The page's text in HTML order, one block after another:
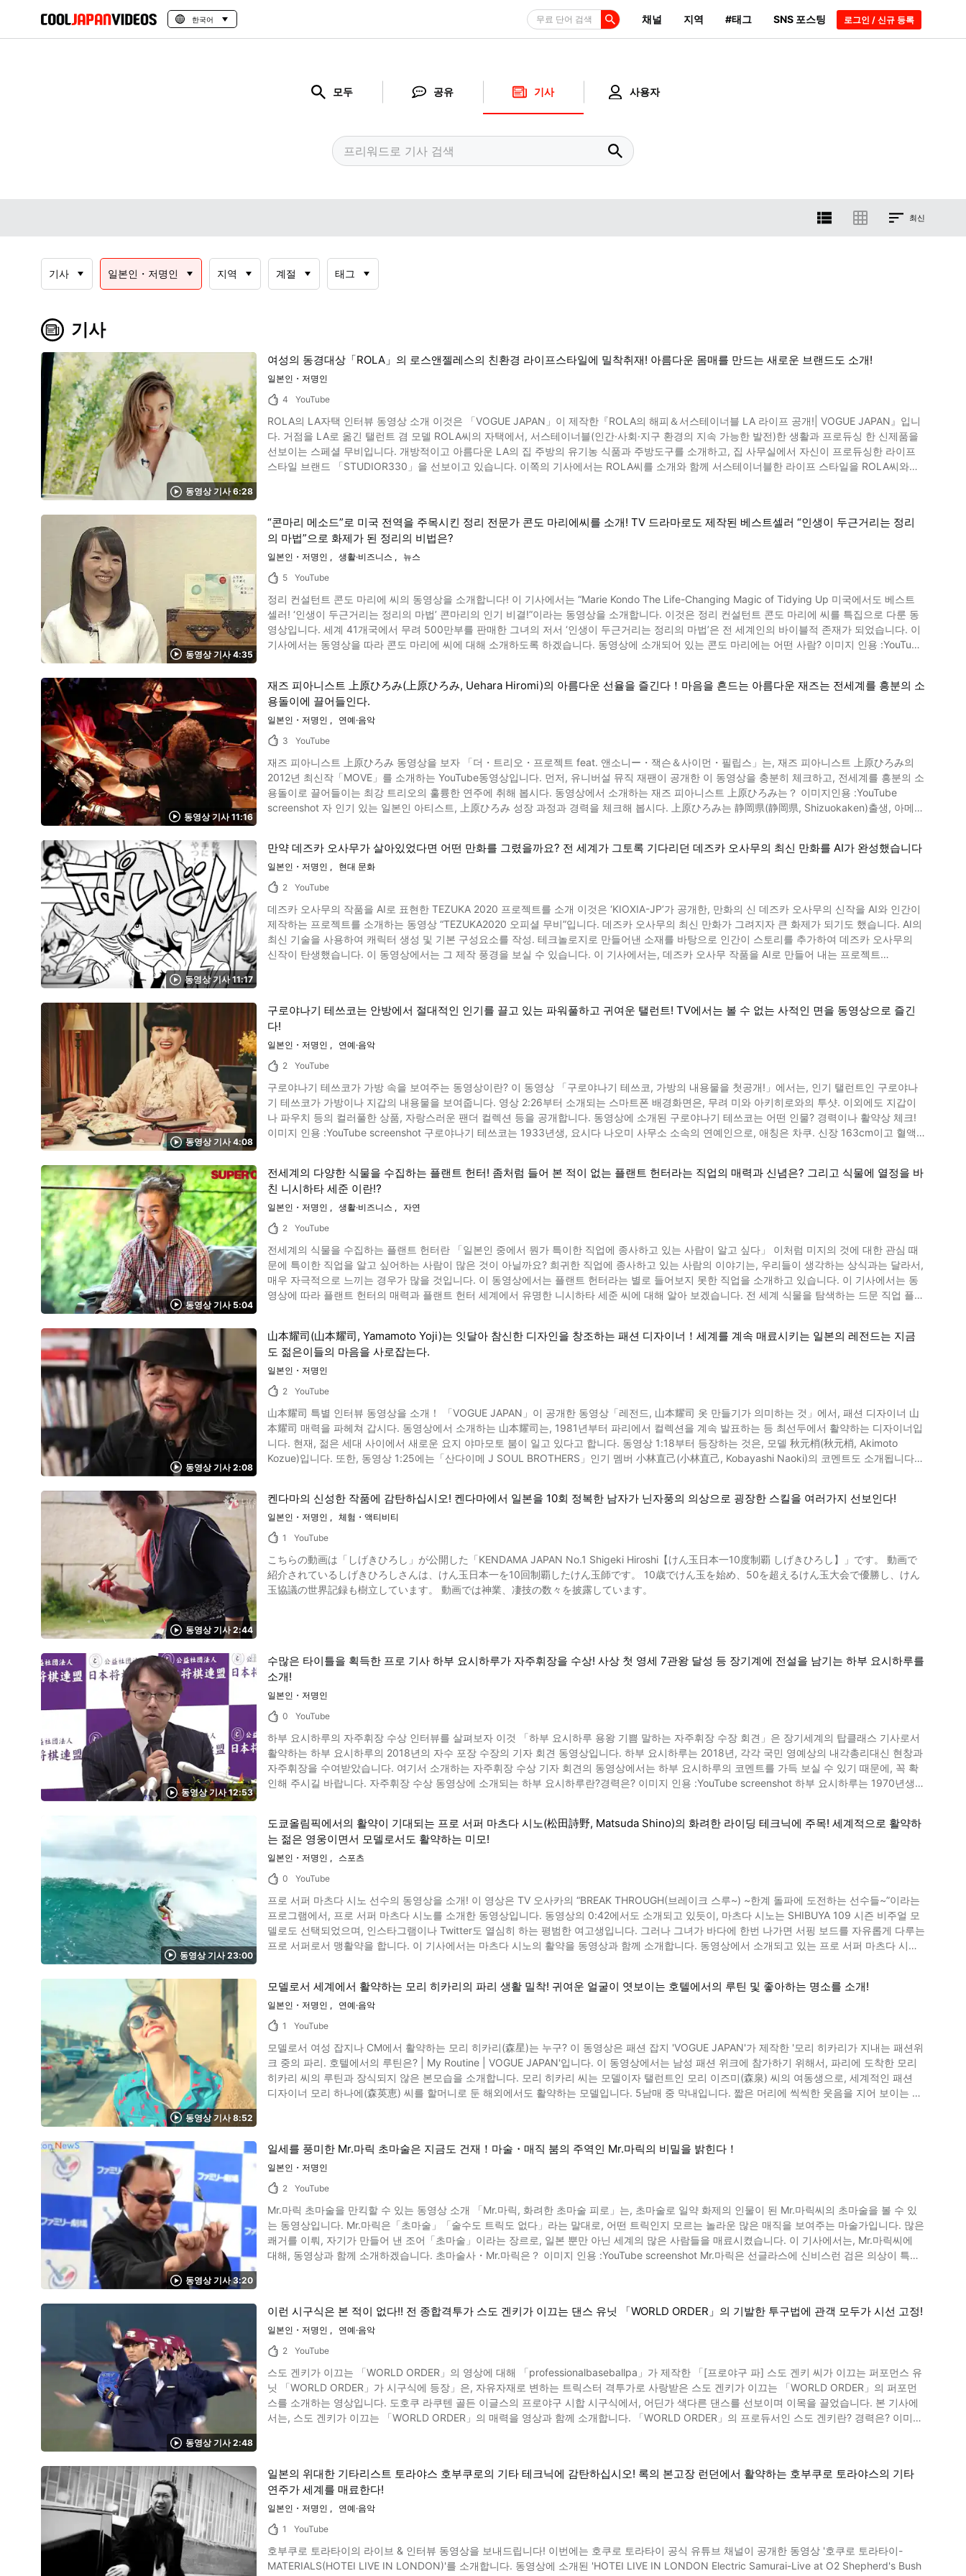
한국어 무료 단어 검색 채널 지역 #태그 SNS 포스팅 로그인 / 신규 등록
모두 공유 기사 사용자
최신
기사 일본인・저명인 지역 계절 태그
기사
동영상 기사 6:28
여성의 동경대상「ROLA」의 로스앤젤레스의 친환경 라이프스타일에 밀착취재! 아름다운 몸매를 만드는 새로운 브랜드도 소개!
일본인・저명인
4
YouTube
ROLA의 LA자택 인터뷰 동영상 소개 이것은 「VOGUE JAPAN」이 제작한『ROLA의 해피＆서스테이너블 LA 라이프 공개!| VOGUE JAPAN』입니
다. 거점을 LA로 옮긴 탤런트 겸 모델 ROLA씨의 자택에서, 서스테이너블(인간·사회·지구 환경의 지속 가능한 발전)한 생활과 프로듀싱 한 신제품을
선보이는 스페셜 무비입니다. 개방적이고 아름다운 LA의 집 주방의 유기농 식품과 주방도구를 소개하고, 집 사무실에서 자신이 프로듀싱한 라이프
스타일 브랜드 「STUDIOR330」을 선보이고 있습니다. 이쪽의 기사에서는 ROLA씨를 소개와 함께 서스테이너블한 라이프 스타일을 ROLA씨와의
제나 사회 문제에 대해, 적극적으로 트위터나 인스타그램에 발신하고 있습니다. 2013년 패션 브랜드 Vasilisa를 선보였고 2016년 LA로 거처를 옮겼
습니다. ROLA(로라)의 서스테이너블 라이프 스타일에 대해서 이미지 인용 :YouTube screenshot 동영상의 전반 0:24부터 ROLA씨가 LA의 자택에
서 실천하는 라이프 스타일을 소개합니다. 먼저 소개하는 것은, 자연 소재로 만들어진 스펀지 등의 주방 도구나 요리도구입니다. 랩도 최대한 사용하
지 않도록, 밀랍 등 천연소재로 반복 사용할 수 있는 제품을 사용해 환경 부담을 줄이도록 했다는 것입니다. 또한 유기농이나 비건 식재료를 적극적으
로 사용하여, 동영상의 3:09부터는 정원 가꾸기에서 채소를 가꾸는 데 푹 빠져 있다고 ROLA씨는 말합니다. ROLA 프로듀스의 라이프 스타일 브랜드
「STUDIO R330」란 이미지 인용 :YouTube screenshot 동영상 후반 3:45부터는 자택 오피스로 옮겨 2020년 6월 5일에 런칭한, 라이프 스타일 브
랜드 「STUDIOR330」을 실제로 착용하고 소개합니다. 2년 이상 걸려서 만들어진 워크아웃웨어는 83%가 재활용 소재로 만들어져 있습니다. 「운
동은 몸과 마음의 모두가 건강해지기 때문에, 워크아웃 웨어를 만들고 싶었다」라고 ROLA씨는 말합니다. ROLA 씨의 LA 생활과 'STUDIO R330' 소
개 정리 여기서 소개한 「ROLA의 해피&서스테이너블한 LA라이프 공개!| VOGUE JAPAN」는, ROLA씨의 귀여운 매력과 세련된 자택을 충분히 보
ROLA의 라이프 스타일 브랜드에 관심이 있으신 분은 동영상도 꼭 봐 주시길 바랍니다!
동영상 기사 4:35
“콘마리 메소드”로 미국 전역을 주목시킨 정리 전문가 콘도 마리에씨를 소개! TV 드라마로도 제작된 베스트셀러 “인생이 두근거리는 정리
의 마법”으로 화제가 된 정리의 비법은?
일본인・저명인 생활·비즈니스
뉴스
5
YouTube
정리 컨설턴트 콘도 마리에 씨의 동영상을 소개합니다! 이 기사에서는 “Marie Kondo The Life-Changing Magic of Tidying Up 미국에서도 베스트
셀러! ‘인생이 두근거리는 정리의 마법’ 콘마리의 인기 비결!”이라는 동영상을 소개합니다. 이것은 정리 컨설턴트 콘도 마리에 씨를 특집으로 다룬 동
영상입니다. 세계 41개국에서 무려 500만부를 판매한 그녀의 저서 ‘인생이 두근거리는 정리의 마법’은 전 세계인의 바이블적 존재가 되었습니다. 이
기사에서는 동영상을 따라 콘도 마리에 씨에 대해 소개하도록 하겠습니다. 동영상에 소개되어 있는 콘도 마리에는 어떤 사람? 이미지 인용 :YouTube
판매하는 온라인 숍도 운영하고 있습니다. 2019년에는 그림책 '키키와 잭스 사이 좋은 친구관계가 계속되는 정리의 마법'을 발매해 화제가 되었습니
다. 2015년에는 TV 프로그램 ‘열정 대륙’에서도 특집이 편성되어 화제가 되었습니다. 넷플릭스의 미국인 가족 집을 방문해 정리를 돕는 오리지널 프
로그램 ‘Kon Mari~인생이 두근거리는 정리의 마법’도 큰 인기를 얻고 있습니다. 콘도 마리에 씨의 ‘인생이 두근거리는 정리의 마법’은 대단해요! 이미
지 인용 :YouTube screenshot 콘도 마리에 씨에 의해서 2010년에 출판된 ‘인생이 두근거리는 정리의 마법’은 일본에서 밀리언 셀러가 되어, 드라마
화되기도 했습니다. 또한 영어판도 아마존 베스트셀러·종합 차트의 톱을 독점, 뉴욕 타임즈의 하우투(How-To) 도서 차트에서도 신간 ‘스파크·조이
(Spark Joy)’와 함께 1위 2위를 독점했습니다. 콘도 마리에 씨는 미국의 타임지가 선정한 ‘세계에서 가장 영향력 있는 100인’에도 선정되었습니다.
이 내용은 동영상 0:20부터 소개됩니다. 동영상에 소개되어 있는 콘도 마리에 씨의 정리 기술이란? 이미지 인용 :YouTube screenshot 콘도 마리에
씨의 애칭 ‘콘마리’는, 영어권에서 ‘I'm konmari-ing’이라는, 정리를 의미하는 동사로 사용되고 있습니다. 최근에는 SNS에도 정리 해시태그로 ‘콘마
리’가 사용되고 있습니다. 동영상의 1:19부터는 콘도 마리에 씨가 미국의 뉴욕에서 큰 주목을 얻은 ‘콘마리 메소드’에 대해 공개 인터뷰를 하는 모습이
그것이 콘도 마리에 씨의 정리의 비법입니다. 쇼핑을 너무 좋아해서 물건은 쌓이는데 버릴 수 없는 미국인에게, 버리고 깨끗이 하는 것이 행복해질 수
있는 방법이라고 콘도 마리에 씨는 가르쳐 주고 있으며, 콘도 마리에 씨의 말이 많은 사람의 마음에 전달되었다고 동영상의 2:54에서 저널리스트는
말합니다. 정리 컨설턴트 콘도 마리에 씨의 동영상 요약 이미지 인용 :YouTube screenshot 콘도 마리에 씨의 정리 기술은 일본뿐만 아니라 해외에서
도 큰 주목을 받고 있습니다. ‘정리에 관한 고민이 끝이 없다’ ‘일본의 정리 문화에 흥미가 있다’라고 하는 분은, 꼭 콘도 마리에 씨의 정리 기술을 참고
할 수 있을지도 모릅니다.
동영상 기사 11:16
재즈 피아니스트 上原ひろみ(上原ひろみ, Uehara Hiromi)의 아름다운 선율을 즐긴다！마음을 흔드는 아름다운 재즈는 전세계를 흥분의 소
용돌이에 끌어들인다.
일본인・저명인
연예·음악
3
YouTube
재즈 피아니스트 上原ひろみ 동영상을 보자 「더・트리오・프로젝트 feat. 앤소니ー・잭슨＆사이먼・필립스」는, 재즈 피아니스트 上原ひろみ의
2012년 최신작「MOVE」를 소개하는 YouTube동영상입니다. 먼저, 유니버설 뮤직 재팬이 공개한 이 동영상을 충분히 체크하고, 전세계를 흥분의 소
용돌이로 끌어들이는 최강 트리오의 훌륭한 연주에 취해 봅시다. 동영상에서 소개하는 재즈 피아니스트 上原ひろみ는？ 이미지인용 :YouTube
screenshot 자 인기 있는 일본인 아티스트, 上原ひろみ 성장 과정과 경력을 체크해 봅시다. 上原ひろみ는 静岡県(静岡県, Shizuokaken)출생, 아메리
上原ひろみ는 어렸을 때 피아노를 시작해, 야마하 콘테스트 등에서 좋은 성적을 거둬 왔습니다. 8살부터 재즈의 세계에 빠졌다는 上原ひろみ는, 미국
을 간 후 버클리 음악 대학 재즈 작곡과를 수석 졸업했습니다. 2003년에 재즈 피아니스트로 세계 데뷔를 한 후, 정력적으로 세계 투어와 콘서트를 계
속해, 재즈계를 석권하는 무대를 보여줍니다. 동영상에서 소개하는 재즈 피아니스트 上原ひろみ 일본에서의 활동은？ 이미지인용 :YouTube
또한, 矢野顕子(矢野顕子, Yano Akiko)와의 컬레버나 일본 음악 유닛「레키시」와의 공연 등의 활동도 하고 있습니다. 그녀의 활동은, TV방송「정열
대륙」에서도 소개했습니다. 2020년에는 인스타그램에서「위를 보고 걷자」를 솔로 연주해, 화제가 되었습니다. 재즈 피아니스트 上原ひろみ 동영
상 정리 이미지인용 :YouTube screenshot 소개해 드린 동영상에서는, 上原ひろみ 최고의 연주가 담겨 있으니, 천천히 그 아름다운 선율을 즐겨 보세
요. 모두가 취하는 박력 있는 연주가 끝나면 동영상 11:01부터 보시는 대로, 객석 관객의 스텐딩 오베이션이 일어납니다. 동영상에서 소개하는 上原
동영상 기사 11:17
만약 데즈카 오사무가 살아있었다면 어떤 만화를 그렸을까요? 전 세계가 그토록 기다리던 데즈카 오사무의 최신 만화를 AI가 완성했습니다
일본인・저명인
현대 문화
2
YouTube
데즈카 오사무의 작품을 AI로 표현한 TEZUKA 2020 프로젝트를 소개 이것은 ‘KIOXIA-JP’가 공개한, 만화의 신 데즈카 오사무의 신작을 AI와 인간이
제작하는 프로젝트를 소개하는 동영상 “TEZUKA2020 오피셜 무비”입니다. 데즈카 오사무의 최신 만화가 그려지자 큰 화제가 되기도 했습니다. AI의
최신 기술을 사용하여 캐릭터 생성 및 기본 구성요소를 작성. 테크놀로지로 만들어낸 소재를 바탕으로 인간이 스토리를 추가하여 데즈카 오사무의
신작이 탄생했습니다. 이 동영상에서는 그 제작 풍경을 보실 수 있습니다. 이 기사에서는, 데즈카 오사무 작품을 AI로 만들어 내는 프로젝트
니다. 생명이나 과학, 미래를 소재로 한 스토리 만화가 유명하며, 전 세계적으로 많은 팬들이 있습니다. 데즈카 오사무의 데뷔 작품은 '마아짱의 일기
장' 이에요. 당시에는 인형이나 막과자 캐릭터에 사용되면서 큰 인기를 끌었습니다. 대표작으로는 우주소년 아톰, 밀림대제 레오, 리본의 기사, 블랙
잭, 세 눈이 간다, 불새, 붓다, 아야코, 양지의 나무, 아돌프에게 고한다 등이 있습니다. 동영상에 소개된 TEZUKA2020 이란? 이미지 인용 :YouTube
screenshot ‘TEZUKA 2020’은 최신의 테크놀로지와 인간의 공동 작업에 의해 테즈카 오사무의 신작을 제작하는 프로젝트입니다. 플롯과 캐릭터를
AI가 담당하며 그 소재를 바탕으로 인간이 시나리오를 만들어 만화를 그립니다. 동영상의 1:30부터는 데즈카 오사무의 아들이자 데즈카 프로덕션의
대표인 데즈카 마코토씨가 인터뷰에서 "AI가 데즈카 오사무의 신작 만화를 그릴 수 있는 가능성이 0%는 아니었기 때문에 해볼 만한 가치가 있었
다"고 말하고 있습니다. 대부분의 사람들이 인공지능이 만드니까 완성된 캐릭터 디자인이 완성될 것이라고 생각했지만, 완성된 디자인은 이상과는
너무 동떨어진 것이었습니다. 그것은 동영상 4:45부터 보실 수 있습니다. 캐릭터를 제작할 때 데즈카 만화의 데이터만으로는 AI학습이 부족하기 때
문에, AI연구자는 ‘NVIDIA’에 의한 실사 안면 학습이 끝난 모델을 사용해, 얼굴을 학습시켰습니다. 여러 어려움을 딛고 만든 작품은 “파이돈”이라는 제
철학자가, 발전된 관리사회에 등을 돌린 채, 작은 새 로봇인 아폴로와 함께 사건을 해결해 나간다는 스토리입니다. 데즈카 오사무의 작품을 AI로 표현
한 TEZUKA2020의 기사 요약 이미지 인용 :YouTube screenshot ‘KIOXIA-JP’에서 공개한 동영상 “TEZUKA2020 오피셜 무비”는 AI와 인간의 콜라
보레이션 프로젝트인 ‘TEZUKA2020’를 소개하고 있습니다. 데즈카 오사무의 작품이 최신 기술의 힘을 빌려 새로운 작품으로 제작되어 가는 과정을
볼 수 있습니다. AI를 구사해 제작한 ‘파이돈’은 매우 매력적인 작품으로 만들어 졌습니다. 궁금하신 분은 꼭 동영상을 통해 확인해 보시길 바랍니다.
동영상 기사 4:08
구로야나기 테쓰코는 안방에서 절대적인 인기를 끌고 있는 파워풀하고 귀여운 탤런트! TV에서는 볼 수 없는 사적인 면을 동영상으로 즐긴
다!
일본인・저명인
연예·음악
2
YouTube
구로야나기 테쓰코가 가방 속을 보여주는 동영상이란? 이 동영상 「구로야나기 테쓰코, 가방의 내용물을 첫공개!」에서는, 인기 탤런트인 구로야나
기 테쓰코가 가방이나 지갑의 내용물을 보여줍니다. 영상 2:26부터 소개되는 스마트폰 배경화면은, 무려 미와 아키히로와의 투샷. 이외에도 지갑이
나 파우치 등의 컬러풀한 상품, 자랑스러운 팬더 컬렉션 등을 공개합니다. 동영상에 소개된 구로야나기 테쓰코는 어떤 인물? 경력이나 활약상 체크!
이미지 인용 :YouTube screenshot 구로야나기 테쓰코는 1933년생, 요시다 나오미 사무소 소속의 연예인으로, 애칭은 차쿠. 신장 163cm이고 혈액
0:29부터 그림엽서, 2:21부터 휴대전화 스트랩 등 판다 상품이 소개되고 있습니다. 에세이스트로서의 활약도 눈부셔서 1981년에 출판된 「창가의
토토짱」은, 단행본·문고본을 합해 800만부를 발행해, 전후 최대의 베스트셀러가 되었습니다. 어머니인 구로야나기 초 도, 수필가로서 많은 작품을
남겼습니다. 동영상에 소개되는 구로야나기 테쓰코의 활약상을 확인해보자! 사진：쇼와 시대 TV 구로야나기 테쓰코는 텔레비전 방송이 시작된지 얼
마 되지 않아서부터 연예계에서 활동해 온 인기 탤런트. 젊은 시절에는 그 귀여운 이미지에 많은 남자들이 매료됐죠. 홍백가합전의 사회를 비롯해 현
재도 다양한 프로그램과 CM에 출연해 주목을 받습니다. 구로야나기 테쓰코가 사회를 맡는 프로그램 「 테츠코의 방」은, 동일 사회자에 의한 토크
프로그램의 최다 방송 세계 기록 보관 유지자로서 기네스 세계기록으로도 인정되었습니다. 최근에는 몸 상태가 걱정이 되고 있습니다만, 프로그램은
2020년 현재도 계속되고 있습니다. 동영상에 소개된 구로야나기 테쓰코의 에피소드를 소개! 이미지 인용 :YouTube screenshot 구로야나기 테쓰코
하면 양파 같은 독특한 헤어 스타일. TV 프로그램에서는 머리 속에서 사탕이나 굿즈를 꺼내 깜짝 놀라게 하기도 합니다. 영상1:48부터 볼 수 있습니
다. 구로야나기 테쓰코가 잘 하는 요리중의 하나가, 구로야나기 테쓰코 케이크. 비스킷과 생크림, 우유만으로 만들 수 있는 간단한 레시피이지만 그
소개되는 것처럼 큐트하고 마이페이스한 이미지. 독특한 발음으로 말하는 모습은 많은 시청자들에게 인기가 있습니다. 영상에서도 3:23부터 9개의
질문에 대해 인터뷰에서 대답하고 있습니다. 구로야나기 테쓰코는 스마트폰을 능숙하게 다루며, 스스로 인스타그램을 통해서 자택의 모습을 내보내
고 있습니다. 동영상을 보시고 구로야나기 테쓰코에게 관심이 생기신 분은 꼭 이 인스타그램이나 그녀의 출연 프로그램을 확인해 보세요.
동영상 기사 5:04
전세계의 다양한 식물을 수집하는 플랜트 헌터! 좀처럼 들어 본 적이 없는 플랜트 헌터라는 직업의 매력과 신념은? 그리고 식물에 열정을 바
친 니시하타 세준 이란⁉
일본인・저명인 생활·비즈니스
자연
2
YouTube
전세계의 식물을 수집하는 플랜트 헌터란 「일본인 중에서 뭔가 특이한 직업에 종사하고 있는 사람이 알고 싶다」 이처럼 미지의 것에 대한 관심 때
문에 특이한 직업을 알고 싶어하는 사람이 많은 것이 아닐까요? 희귀한 직업에 종사하고 있는 사람의 이야기는, 우리들이 생각하는 상식과는 달라서,
매우 자극적으로 느끼는 경우가 많을 것입니다. 이 동영상에서는 플랜트 헌터라는 별로 들어보지 못한 직업을 소개하고 있습니다. 이 기사에서는 동
영상에 따라 플랜트 헌터의 매력과 플랜트 헌터 세계에서 유명한 니시하타 세준 씨에 대해 알아 보겠습니다. 전 세계 식물을 탐색하는 드문 직업 플랜
귀중한 식물을 찾아 여행을 떠나게 되었습니다. 관상용식물 등 희귀식물을 귀족이나 왕족으로부터 부탁받아 식물을 운반하는 사람들을 「플랜트 헌
터」라고 부릅니다. 일본에서는 생소한 직업이지만 아주 전통있는 직업입니다. 일본인 플랜트 헌터인 니시하타 세준에 대해서 일본에서 유명한 플랜
트 헌터라고 하면 니시하타 세준 씨라고 할 수 있어요. 니시하타 세준 씨는 하늘식물원이라는 원예식물을 판매하는 회사의 CEO이기도 합니다. 이 동
영상에서는 니시하타 세준 씨의 인터뷰를 통해 플랜트 헌터의 매력과 신념을 엿볼 수 있습니다. 식물을 통해 모두를 웃게 만들고 싶은 니시하타 세준
씨. 다양한 식물을 헌팅해서, 모두에게 웃는 얼굴을 제공해 왔습니다. 특히 세계 제일의 크리스마스 트리를 고베에 가져오는 프로젝트 이벤트는 많은
분들의 이목을 끌었습니다. 굉장히 매력적인 분이니까 꼭 영상을 보시기 바랍니다. 일본에서 보기 드문 직업인 플랜트 헌터의 매력이란 이미지 인
용 :YouTube screenshot 플랜트 헌팅의 매력은 때때로 수행과 같이 어려운 환경 속에서 식충식물 등 희귀 식물을 찾아가는 모험심에 있는 것이 아닐
까요? 열정을 다해 식물을 찾고 있다는 것을 이 플랜트 헌팅 영상에서 느낄 수 있습니다. 예를 들어, 깎아지른 절벽에 올라가 식물을 찾거나 아무도 살
지 않는 외딴 섬으로 간다든가 하며 목숨을 거는. 그 정도의 열정을 바칠 수 있는 플랜트 헌터라는 일은 멋지다고 생각합니다. 일본인 플랜트 헌터인
타 세준 씨의 매력이 담겨 있습니다. 이 기사를 읽고 플랜트 헌터나 니시하타 세준 씨에게 관심을 갖게 된 분은 꼭 동영상을 봐 주세요!
동영상 기사 2:08
山本耀司(山本耀司, Yamamoto Yoji)는 잇달아 참신한 디자인을 창조하는 패션 디자이너！세계를 계속 매료시키는 일본의 레전드는 지금
도 젊은이들의 마음을 사로잡는다.
일본인・저명인
2
YouTube
山本耀司 특별 인터뷰 동영상을 소개！ 「VOGUE JAPAN」이 공개한 동영상「레전드, 山本耀司 옷 만들기가 의미하는 것」에서, 패션 디자이너 山
本耀司 매력을 파헤쳐 갑시다. 동영상에서 소개하는 山本耀司는, 1981년부터 파리에서 컬렉션을 계속 발표하는 등 최선두에서 활약하는 디자이너입
니다. 현재, 젊은 세대 사이에서 새로운 요지 야마모토 붐이 일고 있다고 합니다. 동영상 1:18부터 등장하는 것은, 모델 秋元梢(秋元梢, Akimoto
Kozue)입니다. 또한, 동영상 1:25에는「산다이메 J SOUL BROTHERS」인기 멤버 小林直己(小林直己, Kobayashi Naoki)의 코멘트도 소개됩니다.
1977년에는도코레（도쿄 컬렉션）데뷔를 해, 참신한 디자인으로 전세계에서 주목을 모았습니다. 山本耀司는, 후에 요우지야마모토의 패터너 였던
여성과 결혼했습니다. 현재는 딸 山本里美(山本里美, Yamamoto Rimi)도 자신의 브랜드 디자이너로 활약하고 있습니다. 동영상에서 소개하는 山本
耀司는 현재 어떤 활동을 하고 있나？ 이미지인용 :YouTube screenshot 「20세기는 디자인의 시대였다」라는 명언대로, 山本耀司는 수많은 참신한
대단한 애견가로 알려져, 애견을 모티브로 한 옷도 디자인했습니다. 또한, 모자와 소품 등의 아이템 디자인에도 관여하고 있습니다. 2015년에는 프랑
스 오픈 테니스를 위해 아이다스와 컬레버레이션을 발표하는 등, 새로운 활동에도 도전하고 있습니다. 패션 디자이너 山本耀司 소개 동영상 정리 이
미지인용 :YouTube screenshot 동영상에서 소개하는 山本耀司 브랜드는, 일본 국내 점포 뿐만 아니라 통신 판매로도 구입이 가능합니다. 남성용 상
동영상 기사 2:44
켄다마의 신성한 작품에 감탄하십시오! 켄다마에서 일본을 10회 정복한 남자가 닌자풍의 의상으로 굉장한 스킬을 여러가지 선보인다!
일본인・저명인
체험・액티비티
1
YouTube
こちらの動画は「しげきひろし」が公開した「KENDAMA JAPAN No.1 Shigeki Hiroshi【けん玉日本一10度制覇 しげきひろし】」です。 動画で
紹介されているしげきひろしさんは、けん玉日本一を10回制覇したけん玉師です。 10歳でけん玉を始め、50を超えるけん玉大会で優勝し、けん
玉協議の世界記録も樹立しています。 動画では神業、凄技の数々を披露しています。
동영상 기사 12:53
수많은 타이틀을 획득한 프로 기사 하부 요시하루가 자주휘장을 수상! 사상 첫 영세 7관왕 달성 등 장기계에 전설을 남기는 하부 요시하루를
소개!
일본인・저명인
0
YouTube
하부 요시하루의 자주휘장 수상 인터뷰를 살펴보자 이것 「하부 요시하루 용왕 기쁨 말하는 자주휘장 수장 회견」은 장기세계의 탑클래스 기사로서
활약하는 하부 요시하루의 2018년의 자수 포장 수장의 기자 회견 동영상입니다. 하부 요시하루는 2018년, 각각 국민 영예상의 내각총리대신 현창과
자주휘장을 수여받았습니다. 여기서 소개하는 자주휘장 수상 기자 회견의 동영상에서는 하부 요시하루의 코멘트를 가득 보실 수 있기 때문에, 꼭 확
인해 주시길 바랍니다. 자주휘장 수상 동영상에 소개되는 하부 요시하루란?경력은? 이미지 인용 :YouTube screenshot 하부 요시하루는 1970년생
억엔이 넘고, 이것은 장기계에서도 랭크 1위가 됩니다. 자주휘장 수상 동영상에 소개되는 하부 요시하루는 어떤 프로 기사?성적은? 사진：장기 하부
요시하루는 2017년 사상 최초로 영세용왕, 19세 명인, 영세왕위, 명예왕좌, 영세기왕장, 영세기성이라는 영세7관왕을 달성하였습니다. 또 명예 NHK
배 선수권자의 칭호 자격도 보관 유지하고 있습니다. 하부 요시하루의 명언 중 「눈앞의 승리보다 굳이 모험적인 한 수를 둔다」는 말이 있습니다. 이
도전 정신이, 영세 7관왕 획득이나 자주휘장 수장이라는 쾌거로 이어졌을지도 모르겠네요. 동영상에 소개되는 자주휘장은?어떤 사람이 수상할까?
사진：과학 이미지 자주 휘장은, 과학기술 개발 분야의 발명이나 발견을 한 공로자나, 학술이나 스포츠, 예술 분야에서 뛰어난 실적을 올린 분에게 수
여되는 것입니다. 휘장은 일본국 헌법 제 7조 7호에 근거해 수여되어 최근에는 사나다 히로유키나 하야시 마리코의 자주휘장 수상도 화제가 되었습
니다. 하부 요시하루 용왕에게 수여된 것은 자주휘장의 가을 휘장입니다. 자주 휘장 이외에도, 적 휘장이나 녹 휘장, 황 포장이나 남 포장, 감 포장 등
이 있습니다. 전설의 기사 하부 요시하루의 자주휘장 기자회견 동영상 정리 이미지 인용 :YouTube screenshot 영상 0:51부터는 가족과의 에피소드
를, 또8:49에서는 최근 화제가 된 AI장기에 대해서도 이야기하고 있으므로 다시 한 번 동영상을 꼭 확인해 주십시오. 일본 장기계에서는 그 밖에도
의 대국을 체크해 봅시다.
동영상 기사 23:00
도쿄올림픽에서의 활약이 기대되는 프로 서퍼 마츠다 시노(松田詩野, Matsuda Shino)의 화려한 라이딩 테크닉에 주목! 세계적으로 활약하
는 젊은 영웅이면서 모델로서도 활약하는 미모!
일본인・저명인
스포츠
0
YouTube
프로 서퍼 마츠다 시노 선수의 동영상을 소개! 이 영상은 TV 오사카의 “BREAK THROUGH(브레이크 스루~) ~한계 돌파에 도전하는 선수들~”이라는
프로그램에서, 프로 서퍼 마츠다 시노를 소개한 동영상입니다. 동영상의 0:42에서도 소개되고 있듯이, 마츠다 시노는 SHIBUYA 109 시즌 비주얼 모
델로도 선택되었으며, 인스타그램이나 Twitter도 열심히 하는 평범한 여고생입니다. 그러나 그녀가 바다에 한번 나가면 서핑 보드를 자유롭게 다루는
프로 서퍼로서 맹활약을 합니다. 이 기사에서는 마츠다 시노의 활약을 동영상과 함께 소개합니다. 동영상에서 소개되고 있는 프로 서퍼 마츠다 시노
니다. 이 내용은 동영상의 5:14부터 마츠다 시노의 가족이 이야기합니다. 그 후 14세에 프로에 데뷔해, 팔을 크게 벌리면서, 새가 날갯짓 하는 듯한 유
연한 턴을 무기로 세계적으로 활약하고 있습니다. 그것은 동영상 6:20부터 보실 수 있습니다. 스폰서는 세계적으로 유명한 샴푸회사 유니레버. 그녀
는 모델 체형과 더불어 국내 뿐만 아니라 해외에서도 주목 받는 프로 서핑 선수입니다. 프로 서퍼 마츠다 시노의 대회 성적은? 이미지인용 :YouTube
Mahina)등과 함께 활약하고 있습니다. 프로서핑 분야를 이끄는 젊은 영웅 중 한 명이죠. 고등학교 진학 직후에는 이치노미야 치바(一宮千葉,
Ichinomiya Chiba)오픈에서 우승. 2017년에는 WSL 아시아 주니어 챔피언에 올랐고, 2018년에도 개인 ISA 세계 주니어 은메달, 단체 금메달을 획득
하였습니다. 게다가 동영상의 7:31에서 보이는 것처럼 화이트 버팔로 휴가 프로(white buffalo HYUGA PRO)나, 오스트레일리아의 세계적으로 유명
한 서핑 명소·아보카비치에서 행해진 CT(챔피언십 투어)에서도 빛나는 성적을 남겼습니다. 탑클래스 서퍼 110명이 겨룬 세계전 모습은 동영상
ken)의 츠리가사키(釣ヶ崎, Tsurigasaki)해변이 선택되었습니다. 2020년 2월 시점, 프로 서퍼 마츠다 시노는 조건부로 도쿄 올림픽 출장권을 획득
해, 코치 카와무라 카이사(河村海沙, Kawamura Kaisa)와 함께, 도쿄 2020 올림픽 대표 후보로서 트레이닝을 계속하고 있습니다. 도쿄 올림픽에서는
동영상6:46에 소개된 파도의 정상에서 보드를 180도 회전시키는 오프 더 립 등의 큰 기술을 볼 수 있을지도 모릅니다. 프로서퍼 마츠다 시노의 소개
동영상 요약 이영상에서는 23분에 걸쳐 특집으로 프로 서퍼 마츠다 시노의 동영상을 소개했습니다. 동영상에는 그녀가 즐기듯이 파도를 타는 모습이
동영상 기사 8:52
모델로서 세계에서 활약하는 모리 히카리의 파리 생활 밀착! 귀여운 얼굴이 엿보이는 호텔에서의 루틴 및 좋아하는 명소를 소개!
일본인・저명인
연예·음악
1
YouTube
모델로서 여성 잡지나 CM에서 활약하는 모리 히카리(森星)는 누구? 이 동영상은 패션 잡지 'VOGUE JAPAN'가 제작한 '모리 히카리가 지내는 패션위
크 중의 파리. 호텔에서의 루틴은? | My Routine | VOGUE JAPAN'입니다. 이 동영상에서는 남성 패션 위크에 참가하기 위해서, 파리에 도착한 모리
히카리 씨의 루틴과 장식되지 않은 본모습을 소개합니다. 모리 히카리 씨는 모델이자 탤런트인 모리 이즈미(森泉) 씨의 여동생으로, 세계적인 패션
디자이너 모리 하나에(森英恵) 씨를 할머니로 둔 해외에서도 활약하는 모델입니다. 5남매 중 막내입니다. 짧은 머리에 씩씩한 웃음을 지어 보이는 모
을 동영상에 맞춰서 소개합니다. 모리 히카리의 파리 체류 루틴이란 이미지인용 :YouTube screenshot 동영상은 모리 히카리 씨가 호텔에 들어서는
장면부터 시작합니다. 동영상의 0:31부터 보실 수 있듯 객실에 들어가 가장 먼저 하는 일은 여행 가방에서 옷을 꺼내 옷장에 걸어 두는 것. 패션위크
때는 같은 옷을 계속해서 입고 싶지 않다는 생각에 옷이나 신발, 소품 등을 많이 가지고 온다고 모리 히카리 씨는 동영상에서 말합니다. 이미지인
호텔이 준비한 이름이 들어간 목욕 가운을 걸치고, 지참한 잠옷으로 갈아입고 취침합니다. 모리 히카리씨의 욕실 루틴의 모습은 동영상 1:40부터 보
실 수 있습니다. 다음날 아침, 산뜻하게 눈을 뜬 모리 히카리 씨는 삐쳐 나온 머리카락도 세련되어 보일 정도로 매우 귀엽습니다. 인스타그램과 메일
을 체크한 뒤, 독서 타임, 그리고 몸단장을 합니다. 편안한 잠자리에서 깨어난 모습은 동영상 3:06부터 소개됩니다. 모리 히카리가 파리에서 가장 좋
아하는 곳은? 이미지인용 :YouTube screenshot 모델 모리 히카리 씨가 파리 체류 중에 주로 방문하는 장소는 조식을 위해 찾은 파리의 한 레스토랑
요. 모델 모리 히카리의 사복 패션이 세련! 이미지인용 :YouTube screenshot 패션위크가 열리는 파리에서는 평상시 일본에서는 할 수 없는 것 같은
모습에 도전하거나 재미가 있는 코디를 하려 한다는 모리 히카리 씨. 동영상에서는 화려한 블루 셋업 팬츠를 발군의 스타일로 입은 모습을 볼 수 있습
니다. 모델 모리 히카리의 파리 체류 동영상 정리 '모리 히카리가 지내는 패션위크 중의 파리. 호텔에서의 루틴은? | My Routine | VOGUE JAPAN'에
서는 모델 모리 히카리의 웃는 얼굴이 넘칩니다. 해외의 반응도 좋은, 아우라가 넘치면서도 사랑스러운 매력이 넘치는 모리 히카리 씨에게 관심을 가
동영상 기사 3:20
일세를 풍미한 Mr.마릭 초마술은 지금도 건재！마술・매직 붐의 주역인 Mr.마릭의 비밀을 밝힌다！
일본인・저명인
2
YouTube
Mr.마릭 초마술을 만킥할 수 있는 동영상 소개 「Mr.마릭, 화려한 초마술 피로」는, 초마술로 일약 화제의 인물이 된 Mr.마릭씨의 초마술을 볼 수 있
는 동영상입니다. Mr.마릭은「초마술」「술수도 트릭도 없다」라는 말대로, 어떤 트릭인지 모르는 놀라운 많은 매직을 보여주는 마술가입니다. 많은
쾌거를 이뤄, 자기가 만들어 낸 조어「초마술」이라는 장르로, 일본 뿐만 아닌 세계의 많은 사람들을 매료시켰습니다. 이 기사에서는, Mr.마릭씨에
대해, 동영상과 함께 소개하겠습니다. 초마술사・Mr.마릭은？ 이미지 인용 :YouTube screenshot Mr.마릭은 선글라스에 신비스런 검은 의상이 특징
붐을 이뤘습니다. 붐으로부터 30년 이상 세월이 흘렀지만, 지금도 여러 곳에서 이름을 볼 수 있는 마술가로 대성공한 몇 안 되는 한 명입니다. 엔터테
이너 Mr.마릭은 한 동안 입원했었다？ 사진：입원 환자 초마술로, 흥미진진한 퍼포먼스를 많이 보여주는 Mr.마릭씨지만, 한 때TV에 출연하지 않은
시기가 있었습니다. 사실은, 1년간 스트레스성 안면 마비의 병을 앓아, TV출연을 거절했었다고 합니다. 매직이나 마술의 술수나 트릭은 당연히 알고
싶어 지는 것으로, 마릭씨를 폄하하는 서적 등도 다수 존재했습니다. 그 서적을 그대로 믿은 사람들의 매정한 말이 마음에 쌓이고 쌓여, 병으로까지
발전했다고 합니다. 마쓰오 겐토사이와 구리마 타스미는 Mr.마릭？ 사진：카드마술 미스터ー마릭이 TV에서 멀어져 있던 시기에, 멋진 마술을 보여
주는 마쓰오 겐토사이와 구리마 타스미 두 사람이 나타났습니다. 마치 Mr.마릭의 초마술 같은 마술을 보여주는 둘이, 「혹시 Mr.마릭？」이라는 소문
이 퍼졌습니다. 소문대로 진상은 마쓰오 겐토사이와 구리마 타스미 이 둘은 틀림없는 Mr.마릭으로, 선글라스를 벗고, 얼굴을 드러내고 있어, 언뜻 봐
서는 몰랐습니다. 「구리마 타스미」라는 이름은 거꾸로 읽으면「미스타ー마리쿠」가 됩니다. 동영상에서 소개하는 Mr.마릭 초마술을 소개 이미지
골 대사인 「왔습니다！」를 들을 수 있습니다. 이어서, 0:50부터는 힘을 주지 않은 손끝으로 스푼을 고무 같이 휘게하고, 강하게 생각을 보내는 것
만으로 스푼을 굽힙니다. 마지막은 숟가락 몸통 부분을 휙휙 접어 굽힙니다. 이 일류전의 놀라움은, 꼭 실제 동영상으로 보시고 체감하셨으면 합니다.
Mr.마릭 초마술에 대한 소개 정리 이미지 인용 :YouTube screenshot Mr.마릭 초마술 시리즈로, 다양한 퍼포먼스로 어른부터 아이까지 사로잡는 Mr.
마릭씨. 이번에는 취재회에서 실제로 숟가락을 구부러 뜨리는 동영상을 바탕으로, Mr.마릭씨에 대해 소개했습니다. Mr.마릭씨의 공적의 뒷면에는, 계
속 어려웠던 밑바닥 시절이 확실히 있고, 때때로 스트레스로 건강이 나빠졌어도, 마술과 매직의 매력을 많은 사람들에게 전해 왔습니다. 지금도 초능
동영상 기사 2:48
이런 시구식은 본 적이 없다!! 전 종합격투가 스도 겐키가 이끄는 댄스 유닛 「WORLD ORDER」의 기발한 투구법에 관객 모두가 시선 고정!
일본인・저명인
연예·음악
2
YouTube
스도 겐키가 이끄는 「WORLD ORDER」의 영상에 대해 「professionalbaseballpa」가 제작한 「[프로야구 파] 스도 겐키 씨가 이끄는 퍼포먼스 유
닛 「WORLD ORDER」가 시구식에 등장」은, 자유자재로 변하는 트릭스터 격투가로 사랑받은 스도 겐키가 이끄는 「WORLD ORDER」의 퍼포먼
스를 소개하는 영상입니다. 도호쿠 라쿠텐 골든 이글스의 프로야구 시합 시구식에서, 어딘가 색다른 댄스를 선보이며 이목을 끌었습니다. 본 기사에
서는, 스도 겐키가 이끄는 「WORLD ORDER」의 매력을 영상과 함께 소개합니다. 「WORLD ORDER」의 프로듀서인 스도 겐키란? 경력은? 이미지
시작했습니다. 이외에도 서예가로서 서예 전시회를 개최하거나, 스시 장인이 되어 스시를 만들거나, 다쿠쇼쿠 대학 레슬링부 감독, 뮤지션, 작가, 영
어 회화 학원 대표, 일본주 감별사, 와인 소믈리에, 프로 스쿠버 다이버 등 다양한 신분을 보유한 유일무이한 존재로 주목을 받고 있습니다. 스도 겐키
가 이끄는 WORLD ORDER란? 이미지인용 :YouTube screenshot 「WORLD ORDER」는 스도 겐키가 2009년 결성한 퍼포먼스 유닛 음악 그룹입니
다. 정장에 안경이라는 전형적인 일본 샐러리맨 패션으로 로봇 댄스를 추며, 지금까지 없었던 퍼포먼스 집단으로 많은 사람을 매료시켰습니다. 월드
오더의 멤버는 7명이며, 각각 특징적인 댄스를 보여줍니다. 2012년에는 「WORLD ORDER」의 멤버 외에 640명의 댄서가 더해져, 로봇 댄스를 선
보였습니다. 이 퍼포먼스는 「가장 많은 사람수로 로봇 댄스」로 기네스에 인증되었습니다. 「킨스마」, 「와랏테이토모(웃어도 좋다)」,
「SMAP×SMAP」등 일본의 인기 방송에 출연한 것을 계기로, 일본 국내에서 주목받는 존재가 되었습니다. 어딘가 색다른 뮤직비디오는 해외에서도
일본의 위대한 기타리스트 토라야스 호부쿠로의 기타 테크닉에 감탄하십시오! 록의 본고장 런던에서 활약하는 호부쿠로 토라야스의 기타
연주가 세계를 매료한다!
일본인・저명인
연예·음악
1
YouTube
호부쿠로 토라타이의 라이브 & 인터뷰 동영상을 보내드립니다! 이번에는 호쿠로 토라타이 공식 유튜브 채널이 공개한 동영상 '호쿠로 토라타이-
MATERIALS(HOTEI LIVE IN LONDON)'를 소개합니다. 동영상에 소개된 'HOTEI LIVE IN LONDON Electric Samurai-Live at O2 Shepherd's Bush